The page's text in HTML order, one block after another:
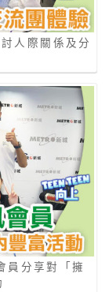
人際關係及分
員分享對「擁